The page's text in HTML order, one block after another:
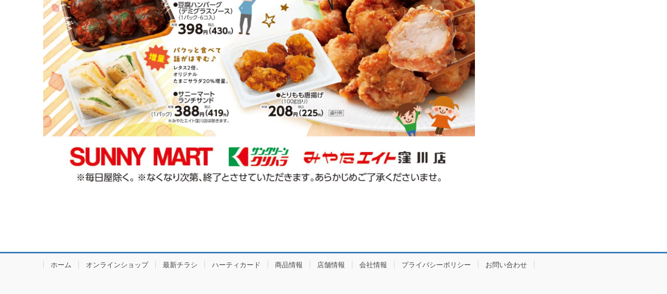
ホーム オンラインショップ 最新チラシ ハーティカード 商品情報 店舗情報 会社情報 プライバシーポリシー お問い合わせ